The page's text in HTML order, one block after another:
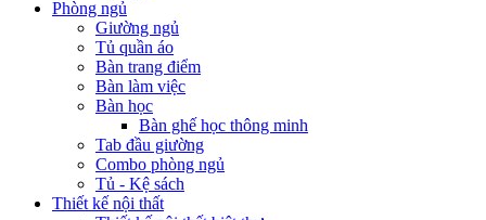
Phòng ngủ
Giường ngủ
Tủ quần áo
Bàn trang điểm
Bàn làm việc
Bàn học
Bàn ghế học thông minh
Tab đầu giường
Combo phòng ngủ
Tủ - Kệ sách
Thiết kế nội thất